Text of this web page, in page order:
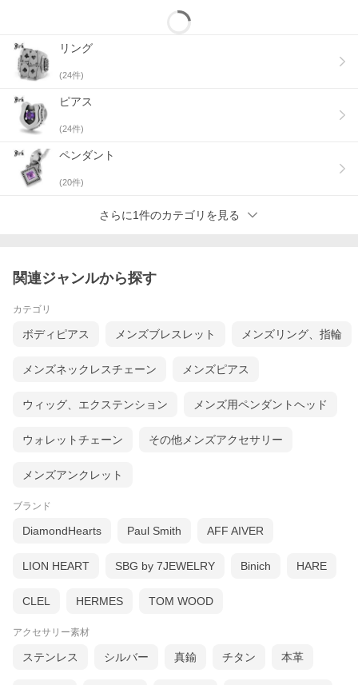
リング
(24件)
ピアス
(24件)
ペンダント
(20件)
さらに1件のカテゴリを見る
関連ジャンルから探す
カテゴリ
ボディピアス メンズブレスレット メンズリング、指輪
メンズネックレスチェーン メンズピアス
ウィッグ、エクステンション メンズ用ペンダントヘッド
ウォレットチェーン その他メンズアクセサリー
メンズアンクレット
ブランド
DiamondHearts Paul Smith AFF AIVER
LION HEART SBG by 7JEWELRY Binich HARE
CLEL HERMES TOM WOOD
アクセサリー素材
ステンレス シルバー 真鍮 チタン 本革